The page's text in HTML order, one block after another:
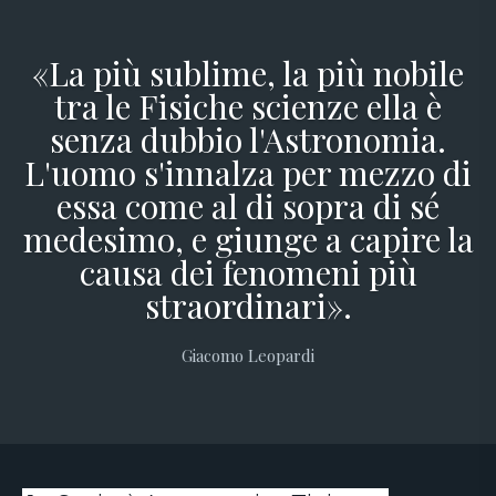
«La più sublime, la più nobile
tra le Fisiche scienze ella è
senza dubbio l'Astronomia.
L'uomo s'innalza per mezzo di
essa come al di sopra di sé
medesimo, e giunge a capire la
causa dei fenomeni più
straordinari».
Giacomo Leopardi